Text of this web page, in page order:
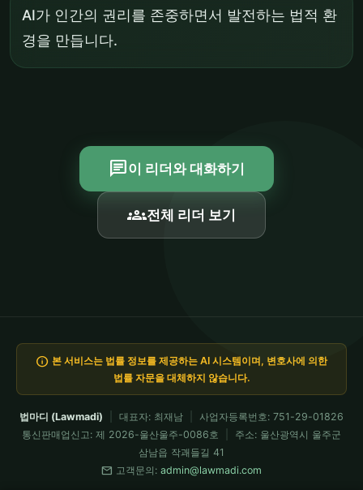
AI가 인간의 권리를 존중하면서 발전하는 법적 환
경을 만듭니다.
chat이 리더와 대화하기
groups전체 리더 보기
info 본 서비스는 법률 정보를 제공하는 AI 시스템이며, 변호사에 의한
법률 자문을 대체하지 않습니다.
법마디 (Lawmadi) 대표자: 최재남
사업자등록번호: 751-29-01826
통신판매업신고: 제 2026-울산울주-0086호
주소: 울산광역시 울주군
삼남읍 작괘들길 41
mail 고객문의: admin@lawmadi.com